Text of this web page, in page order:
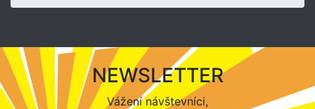
NEWSLETTER
Vážení návštevníci,